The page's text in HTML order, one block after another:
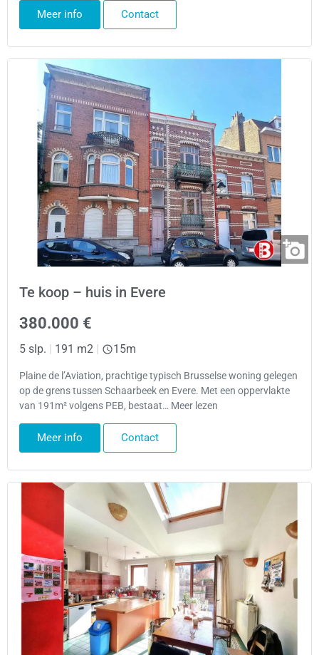
Meer info Contact
Te koop – huis in Evere
380.000 €
5 slp. 191 m2 15m
Plaine de l’Aviation, prachtige typisch Brusselse woning gelegen
op de grens tussen Schaarbeek en Evere. Met een oppervlakte
van 191m² volgens PEB, bestaat… Meer lezen
Meer info Contact